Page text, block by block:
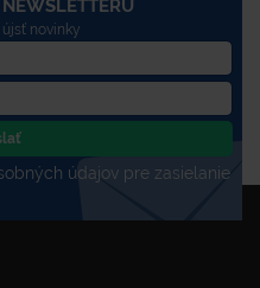
novinky
údajov pre zasielanie